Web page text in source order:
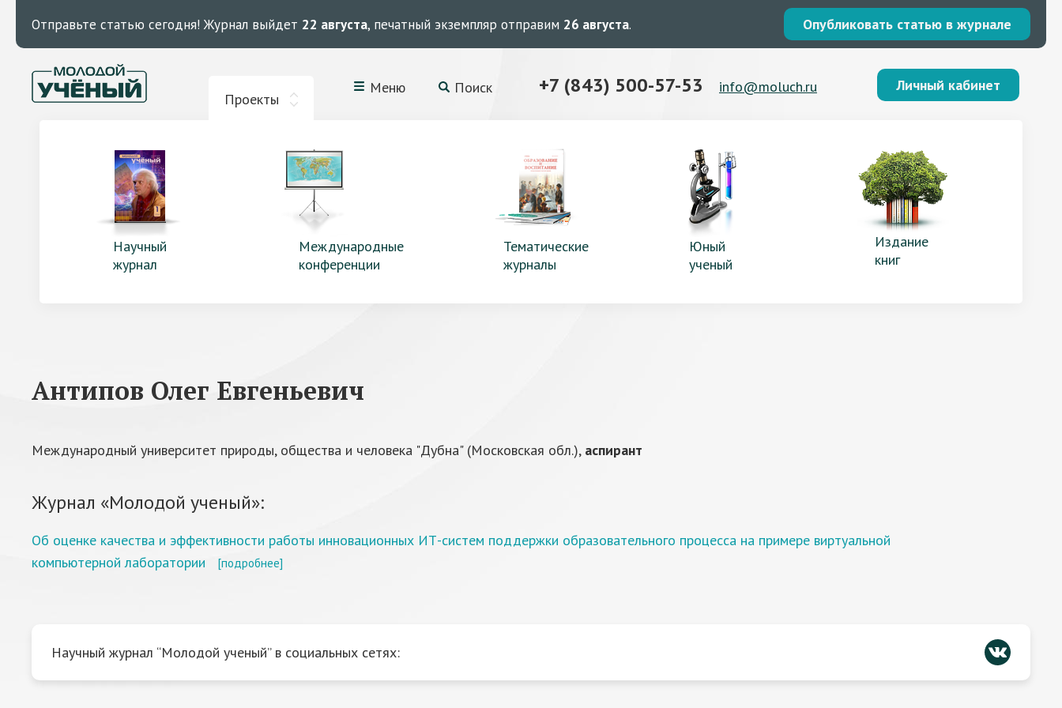
Отправьте статью сегодня! Журнал выйдет 22 августа, печатный экземпляр отправим 26 августа. Опубликовать статью в журнале
Проекты
Меню Поиск +7 (843) 500-57-53 info@moluch.ru Личный кабинет
Научный
журнал
Международные
конференции
Тематические
журналы
Юный
ученый
Издание
книг
Антипов Олег Евгеньевич
Международный университет природы, общества и человека "Дубна" (Московская обл.), аспирант
Журнал «Молодой ученый»:
Об оценке качества и эффективности работы инновационных ИТ-систем поддержки образовательного процесса на примере виртуальной
компьютерной лаборатории
[подробнее]
Научный журнал “Молодой ученый” в социальных сетях: